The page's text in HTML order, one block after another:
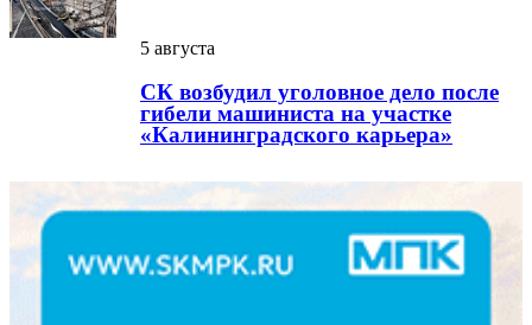
5 августа
СК возбудил уголовное дело после
гибели машиниста на участке
«Калининградского карьера»